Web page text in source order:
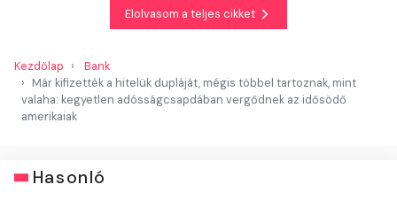
Elolvasom a teljes cikket
Kezdőlap
Bank
Már kifizették a hitelük dupláját, mégis többel tartoznak, mint
valaha: kegyetlen adósságcsapdában vergődnek az idősödő
amerikaiak
Hasonló